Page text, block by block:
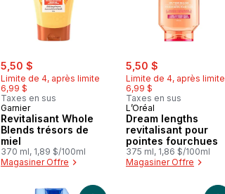
sale:
5,50 $
Limite de 4, après limite
6,99 $
Taxes en sus
Garnier
Revitalisant Whole
Blends trésors de
miel
370 ml, 1,89 $/100ml
Magasiner Offre
sale:
5,50 $
Limite de 4, après limite
6,99 $
Taxes en sus
L’Oréal
Dream lengths
revitalisant pour
pointes fourchues
375 ml, 1,86 $/100ml
Magasiner Offre